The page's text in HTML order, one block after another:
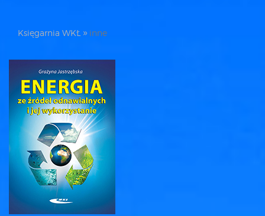
Księgarnia WKŁ inne